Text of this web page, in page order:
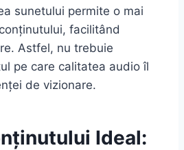
sunetului permite o mai
facilitând
Astfel, nu trebuie
pe care calitatea audio îl
de vizionare.
Ideal: